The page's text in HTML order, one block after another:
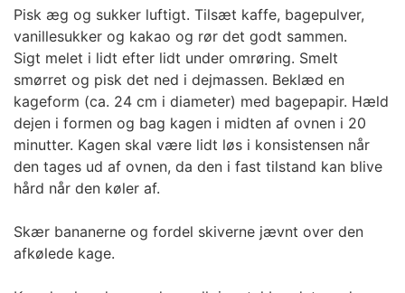
Pisk æg og sukker luftigt. Tilsæt kaffe, bagepulver,
vanillesukker og kakao og rør det godt sammen.
Sigt melet i lidt efter lidt under omrøring. Smelt
smørret og pisk det ned i dejmassen. Beklæd en
kageform (ca. 24 cm i diameter) med bagepapir. Hæld
dejen i formen og bag kagen i midten af ovnen i 20
minutter. Kagen skal være lidt løs i konsistensen når
den tages ud af ovnen, da den i fast tilstand kan blive
hård når den køler af.
Skær bananerne og fordel skiverne jævnt over den
afkølede kage.